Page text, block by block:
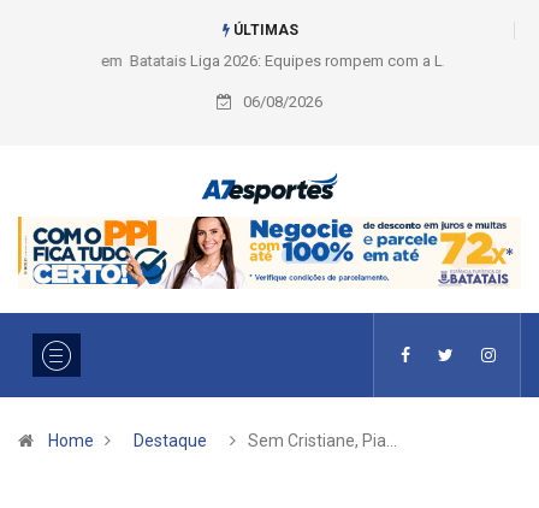
ÚLTIMAS
Liga 2026: Equipes rompem com a LABE na Série Ouro e entidade define
a 2° fase, times e formato
06/08/2026
Home Destaque Sem Cristiane, Pia…